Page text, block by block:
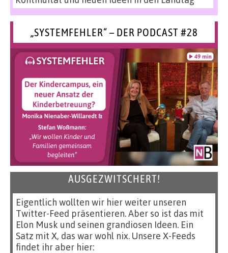
„SYSTEMFEHLER“ – DER PODCAST #28
AUSGEZWITSCHERT!
Eigentlich wollten wir hier weiter unseren
Twitter-Feed präsentieren. Aber so ist das mit
Elon Musk und seinen grandiosen Ideen. Ein
Satz mit X, das war wohl nix. Unsere X-Feeds
findet ihr aber hier: